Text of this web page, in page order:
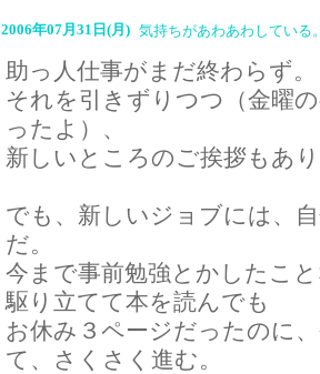
2006年07月31日(月) 気持ちがあわあわしている
助っ人仕事がまだ終わらず。
それを引きずりつつ（金曜
ったよ）、
新しいところのご挨拶もあ
でも、新しいジョブには、
だ。
今まで事前勉強とかしたこ
駆り立てて本を読んでも
お休み３ページだったのに
て、さくさく進む。